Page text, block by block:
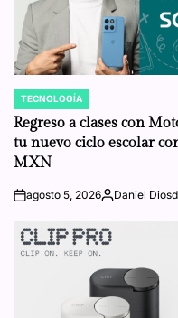
POSTED
IN
TECNOLOGÍA
Regreso a clases con
tu nuevo ciclo escolar
MXN
onagosto 5, 2026Posted
Daniel